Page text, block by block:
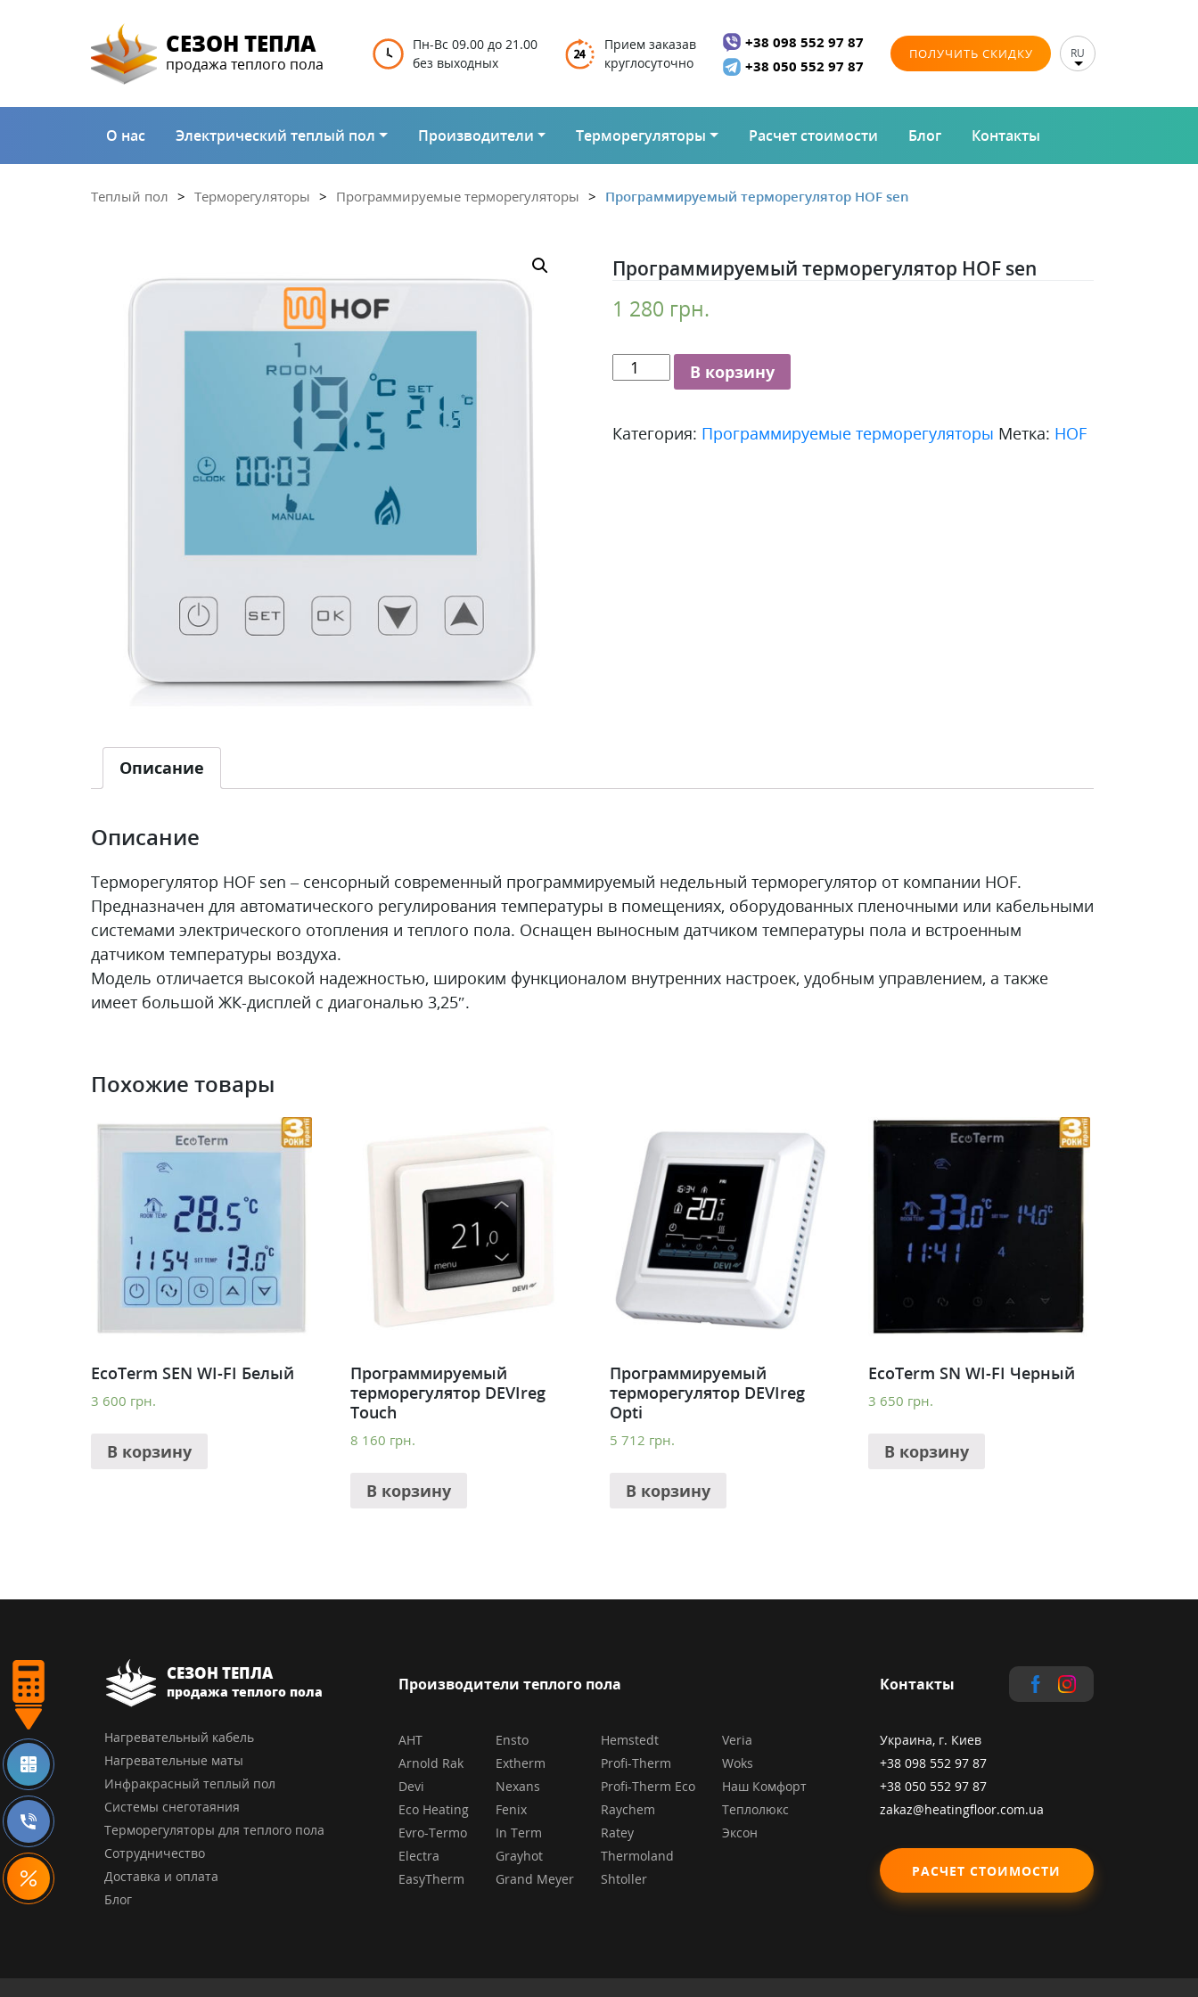
СЕЗОН ТЕПЛА
продажа теплого пола
Пн-Вс 09.00 до 21.00
без выходных
Прием заказав
круглосуточно
+38 098 552 97 87
+38 050 552 97 87
ПОЛУЧИТЬ СКИДКУ RU
О нас Электрический теплый пол Производители Терморегуляторы Расчет стоимости Блог Контакты
Теплый пол Терморегуляторы Программируемые терморегуляторы Программируемый терморегулятор HOF sen
Программируемый терморегулятор HOF sen
1 280 грн.
Количество
Программируемый
HOF
В корзину
Категория: Программируемые терморегуляторы Метка: HOF
Описание
Описание
Терморегулятор HOF sen – сенсорный современный программируемый недельный терморегулятор от компании HOF.
Предназначен для автоматического регулирования температуры в помещениях, оборудованных пленочными или кабельными
системами электрического отопления и теплого пола. Оснащен выносным датчиком температуры пола и встроенным
датчиком температуры воздуха.
Модель отличается высокой надежностью, широким функционалом внутренних настроек, удобным управлением, а также
имеет большой ЖК-дисплей с диагональю 3,25″.
Похожие товары
EcoTerm SEN WI-FI Белый
3 600 грн.
В корзину
Программируемый
терморегулятор DEVIreg
Touch
8 160 грн.
В корзину
Программируемый
терморегулятор DEVIreg
Opti
5 712 грн.
В корзину
EcoTerm SN WI-FI Черный
3 650 грн.
В корзину
СЕЗОН ТЕПЛА
продажа теплого пола
Нагревательный кабель
Нагревательные маты
Инфракрасный теплый пол
Системы снеготаяния
Терморегуляторы для теплого пола
Сотрудничество
Доставка и оплата
Блог
Производители теплого пола
AHT
Arnold Rak
Devi
Eco Heating
Evro-Termo
Electra
EasyTherm
Ensto
Extherm
Nexans
Fenix
In Term
Grayhot
Grand Meyer
Hemstedt
Profi-Therm
Profi-Therm Eco
Raychem
Ratey
Thermoland
Shtoller
Veria
Woks
Наш Комфорт
Теплолюкс
Эксон
Контакты
Украина, г. Киев
+38 098 552 97 87
+38 050 552 97 87
zakaz@heatingfloor.com.ua
РАСЧЕТ СТОИМОСТИ